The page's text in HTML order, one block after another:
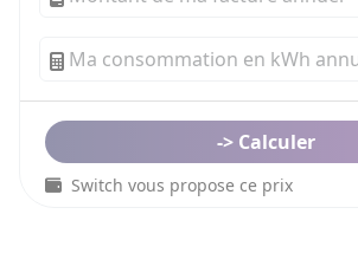
Switch vous propose ce prix